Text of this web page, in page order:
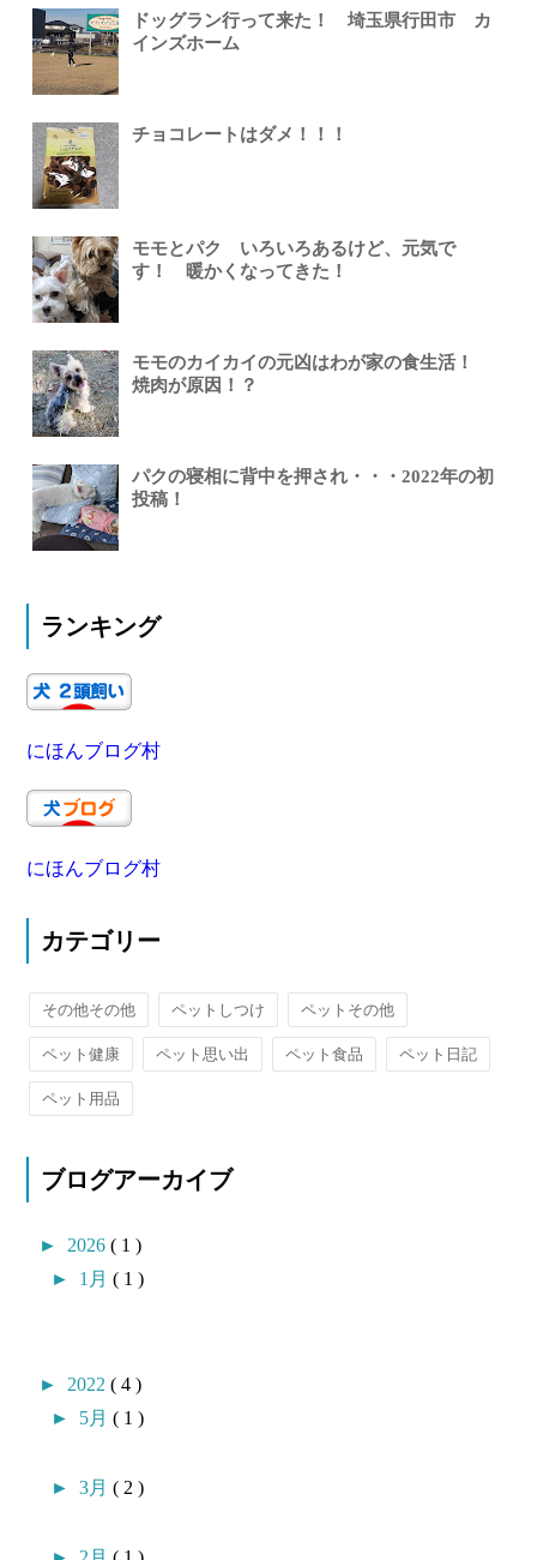
ドッグラン行って来た！ 埼玉県行田市 カ
インズホーム
チョコレートはダメ！！！
モモとパク いろいろあるけど、元気で
す！ 暖かくなってきた！
モモのカイカイの元凶はわが家の食生活！
焼肉が原因！？
パクの寝相に背中を押され・・・2022年の初
投稿！
ランキング
にほんブログ村
にほんブログ村
カテゴリー
その他その他 ペットしつけ ペットその他
ペット健康 ペット思い出 ペット食品 ペット日記
ペット用品
ブログアーカイブ
► 2026( 1 )
► 1月( 1 )
► 2022( 4 )
► 5月( 1 )
►3月( 2 )